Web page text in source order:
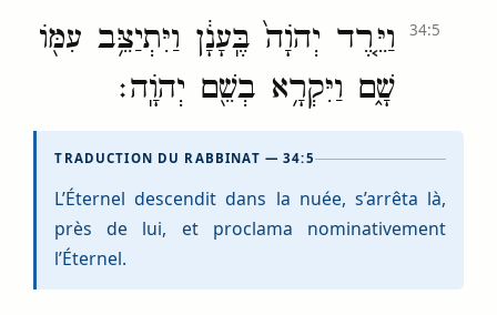
וַיֵּ֤רֶד יְהֹוָה֙ בֶּֽעָנָ֔ן וַיִּתְיַצֵּ֥ב עִמּ֖וֹ
שָׁ֑ם וַיִּקְרָ֥א בְשֵׁ֖ם יְהֹוָֽה׃
34:5
TRADUCTION DU RABBINAT — 34:5
L’Éternel descendit dans la nuée, s’arrêta là,
près de lui, et proclama nominativement
l’Éternel.